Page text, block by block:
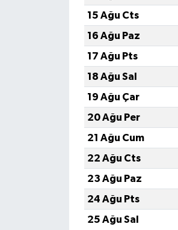
15 Ağu Cts
16 Ağu Paz
17 Ağu Pts
18 Ağu Sal
19 Ağu Çar
20 Ağu Per
21 Ağu Cum
22 Ağu Cts
23 Ağu Paz
24 Ağu Pts
25 Ağu Sal